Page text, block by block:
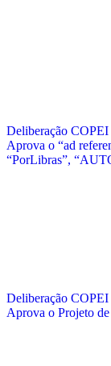
Deliberação COPEI
Aprova o “ad
“PorLibras”,
Deliberação COPEI
Aprova o Projeto